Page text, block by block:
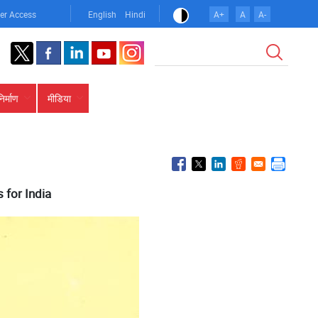
Access English Hindi A+ A A-
मीडिया
for India